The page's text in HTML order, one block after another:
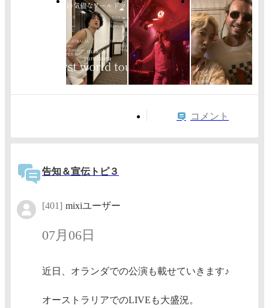
コメント
告知＆宣伝トピ３
[401] mixiユーザー
07月06日
近日、オランダでの公演も載せていきます♪
オーストラリアでのLIVEも大盛況。